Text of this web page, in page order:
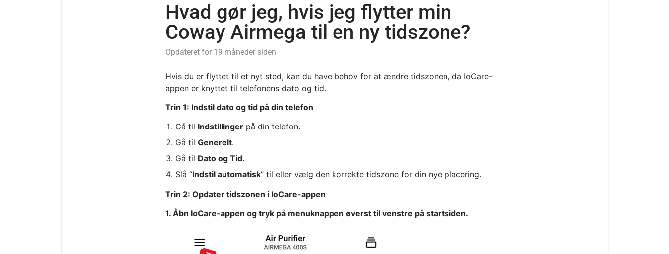
Hvad gør jeg, hvis jeg flytter min
Coway Airmega til en ny tidszone?
Opdateret for 19 måneder siden
Hvis du er flyttet til et nyt sted, kan du have behov for at ændre tidszonen, da IoCare-
appen er knyttet til telefonens dato og tid.
Trin 1: Indstil dato og tid på din telefon
Gå til Indstillinger på din telefon.
Gå til Generelt.
Gå til Dato og Tid.
Slå “Indstil automatisk” til eller vælg den korrekte tidszone for din nye placering.
Trin 2: Opdater tidszonen i IoCare-appen
1. Åbn IoCare-appen og tryk på menuknappen øverst til venstre på startsiden.